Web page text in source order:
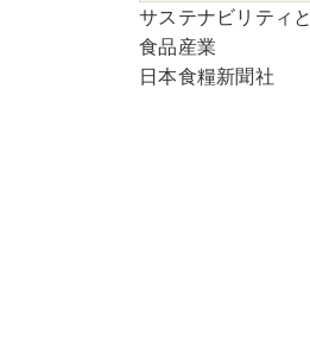
サステナビリティと
食品産業
日本食糧新聞社